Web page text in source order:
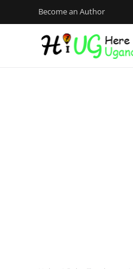
Become an Author